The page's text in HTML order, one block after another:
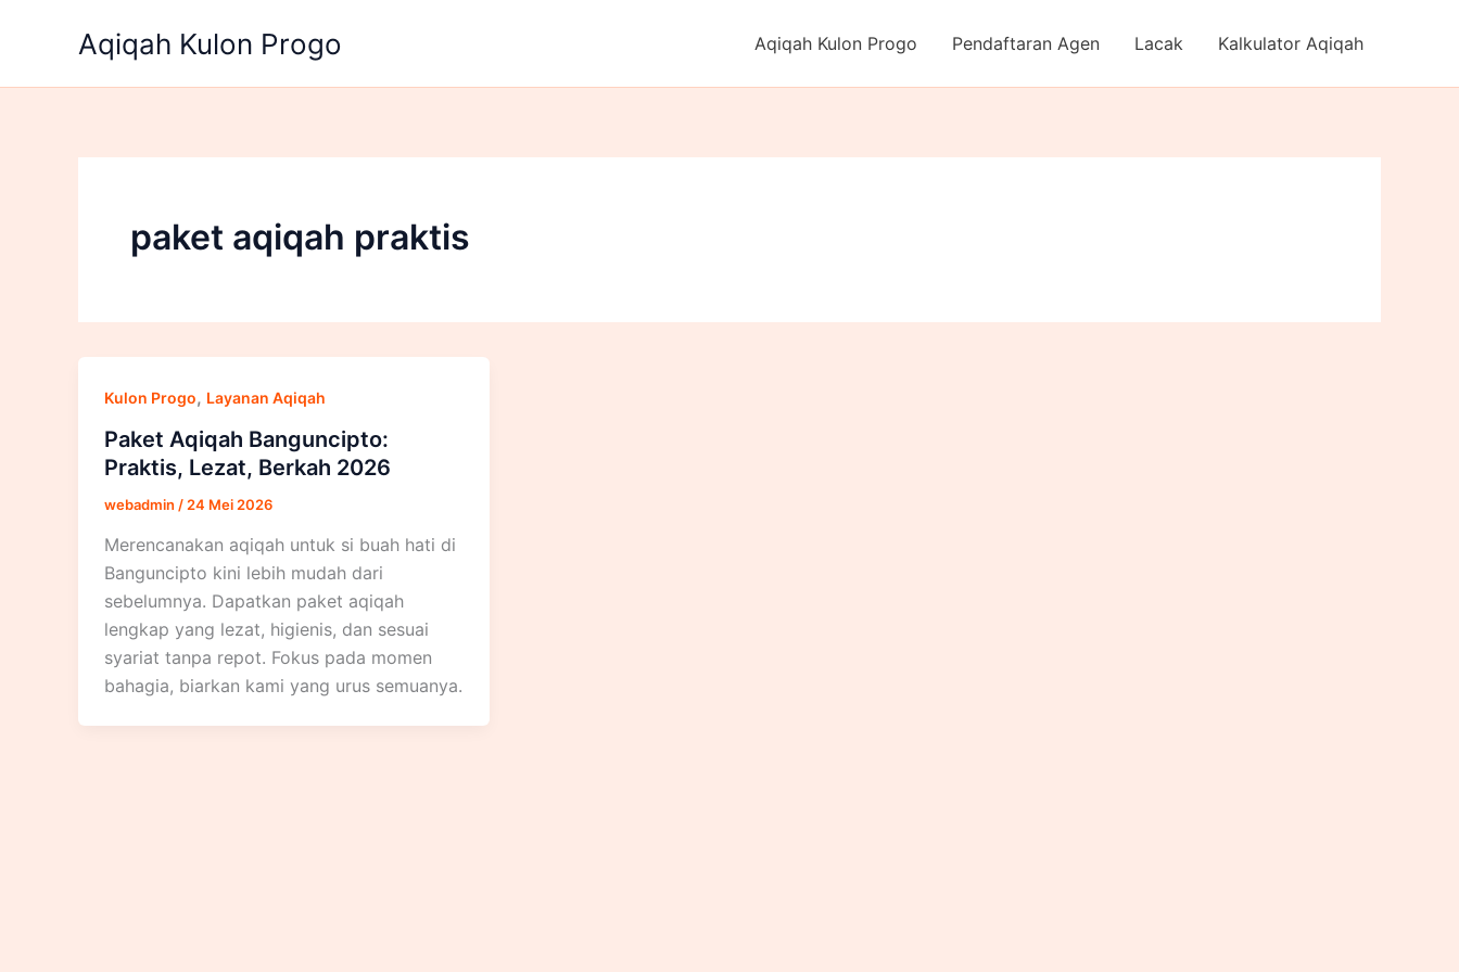
Aqiqah Kulon Progo Aqiqah Kulon Progo Pendaftaran Agen Lacak Kalkulator Aqiqah
paket aqiqah praktis
Kulon Progo, Layanan Aqiqah
Paket Aqiqah Banguncipto:
Praktis, Lezat, Berkah 2026
webadmin / 24 Mei 2026
Merencanakan aqiqah untuk si buah hati di
Banguncipto kini lebih mudah dari
sebelumnya. Dapatkan paket aqiqah
lengkap yang lezat, higienis, dan sesuai
syariat tanpa repot. Fokus pada momen
bahagia, biarkan kami yang urus semuanya.